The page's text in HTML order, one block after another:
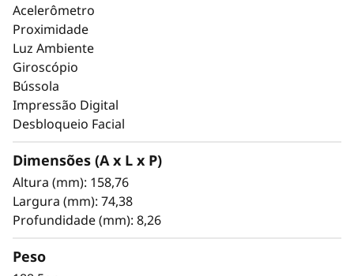
Acelerômetro
Proximidade
Luz Ambiente
Giroscópio
Bússola
Impressão Digital
Desbloqueio Facial
Dimensões (A x L x P)
Altura (mm): 158,76
Largura (mm): 74,38
Profundidade (mm): 8,26
Peso